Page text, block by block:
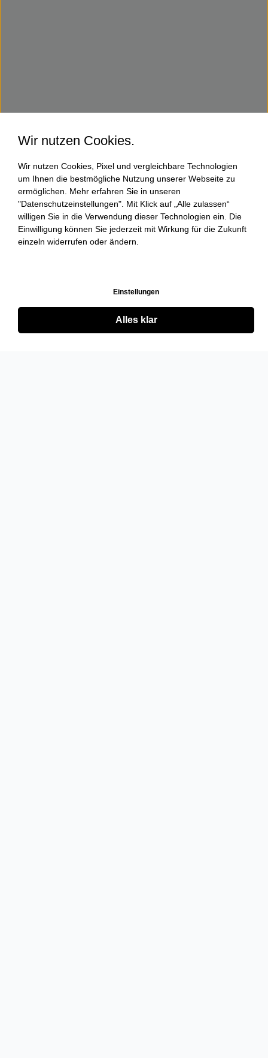
Wir nutzen Cookies.
Wir nutzen Cookies, Pixel und vergleichbare Technologien
um Ihnen die bestmögliche Nutzung unserer Webseite zu
ermöglichen. Mehr erfahren Sie in unseren
"Datenschutzeinstellungen". Mit Klick auf „Alle zulassen“
willigen Sie in die Verwendung dieser Technologien ein. Die
Einwilligung können Sie jederzeit mit Wirkung für die Zukunft
einzeln widerrufen oder ändern.
Einstellungen
Alles klar